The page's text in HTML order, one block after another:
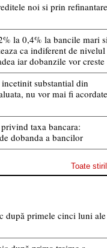
noi si prin refinantare
la 0,4% la bancile mari
ca indiferent de nivelul
iar dobanzile vor creste
substantial din
nu vor mai fi acordate
taxa bancara:
dobanda a bancilor
Toate
după primele cinci luni ale